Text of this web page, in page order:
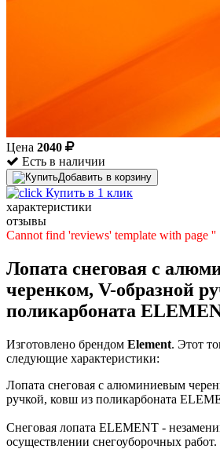
Цена 2040
Есть в наличии
Добавить в корзину
Купить в 1 клик
характеристики
отзывы
Cannot find 'reviews' template with page ''
Лопата снеговая с
черенком, V-образной
поликарбоната
Изготовлено брендом Element. Этот
следующие характеристики:
Лопата снеговая с алюминиевым
ручкой, ковш из поликарбоната
Снеговая лопата ELEMENT -
осуществлении снегоуборочных работ.